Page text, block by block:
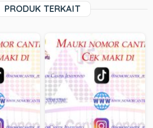
PRODUK TERKAIT